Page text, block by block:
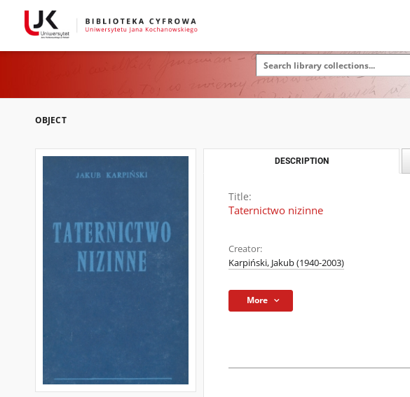
OBJECT
DESCRIPTION
Title:
Taternictwo nizinne
Creator:
Karpiński, Jakub (1940-2003)
More